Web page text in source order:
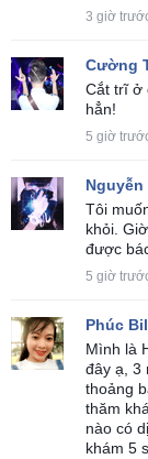
3 giờ
Cường
Cắt trĩ ở
hẳn!
5 giờ
Nguyễn
Tôi
khỏi.
được
5 giờ
Phúc
Mình là
đây ạ, 3
thoảng
thăm
nào có
khám 5